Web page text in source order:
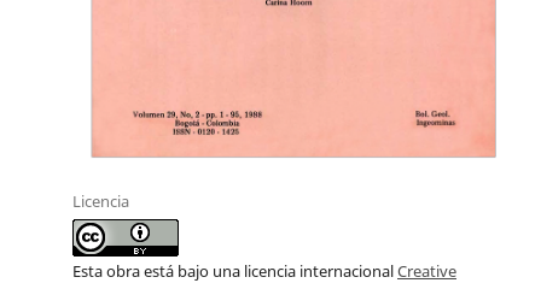
Licencia
Esta obra está bajo una licencia internacionalCreative